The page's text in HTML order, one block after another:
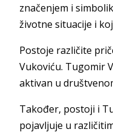
značenjem i
životne situacije i
Postoje različite
Vukoviću. Tugomir
aktivan u
Također, postoji i
pojavljuje u